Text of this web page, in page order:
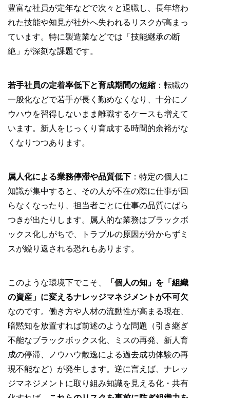
豊富な社員が定年などで次々と退職し、長年培わ
れた技能や知見が社外へ失われるリスクが高まっ
ています。特に製造業などでは「技能継承の断
絶」が深刻な課題です。
若手社員の定着率低下と育成期間の短縮 ：転職の
一般化などで若手が長く勤めなくなり、十分にノ
ウハウを習得しないまま離職するケースも増えて
います。新人をじっくり育成する時間的余裕がな
くなりつつあります。
属人化による業務停滞や品質低下 ：特定の個人に
知識が集中すると、その人が不在の際に仕事が回
らなくなったり、担当者ごとに仕事の品質にばら
つきが出たりします。属人的な業務はブラックボ
ックス化しがちで、トラブルの原因が分からずミ
スが繰り返される恐れもあります。
このような環境下でこそ、
「個人の知」を「組織
の資産」に変えるナレッジマネジメントが不可欠
なのです。働き方や人材の流動性が高まる現在、
暗黙知を放置すれば前述のような問題（引き継ぎ
不能なブラックボックス化、ミスの再発、新人育
成の停滞、ノウハウ散逸による過去成功体験の再
現不能など）が発生します。逆に言えば、ナレッ
ジマネジメントに取り組み知識を見える化・共有